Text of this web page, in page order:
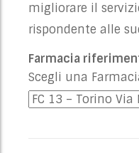
migliorare il
rispondente alle
Farmacia
Scegli una